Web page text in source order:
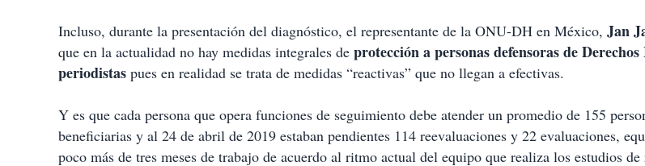
Incluso, durante la presentación del diagnóstico, el representante de la ONU-DH en México, Jan
que en la actualidad no hay medidas integrales de protección a personas defensoras de
periodistas pues en realidad se trata de medidas “reactivas” que no llegan a efectivas.
Y es que cada persona que opera funciones de seguimiento debe atender un promedio de 155
beneficiarias y al 24 de abril de 2019 estaban pendientes 114 reevaluaciones y 22 evaluaciones,
poco más de tres meses de trabajo de acuerdo al ritmo actual del equipo que realiza los estudios de